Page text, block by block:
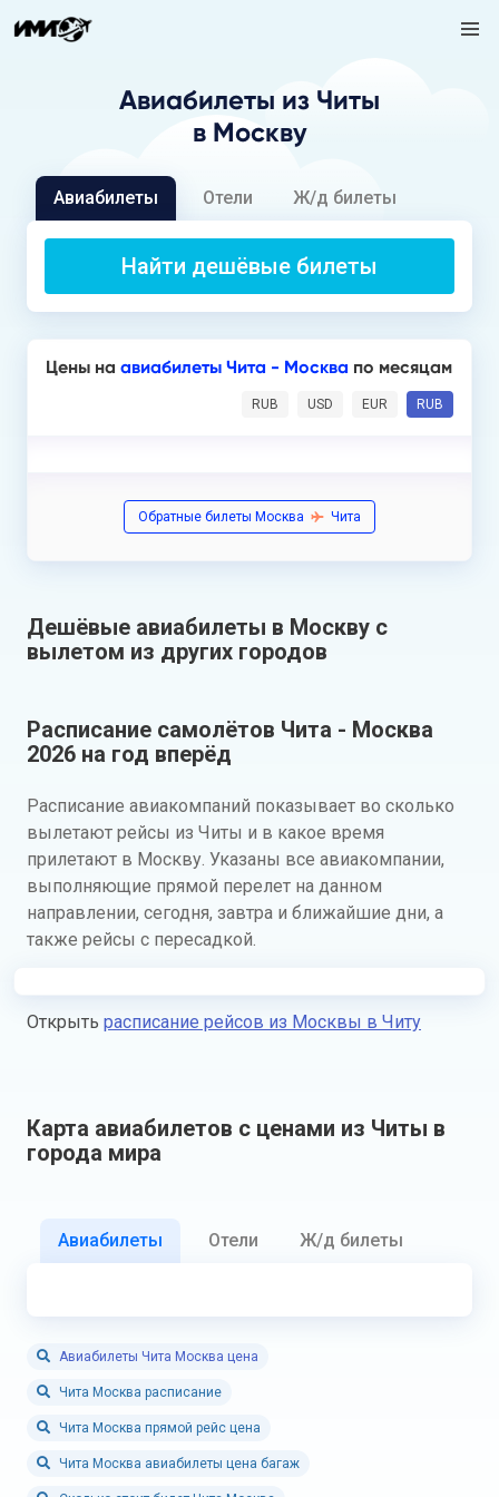
Авиабилеты из Читы
в Москву
Авиабилеты Отели Ж/д билеты
Найти дешёвые билеты
Цены на авиабилеты Чита - Москва по месяцам
RUB USD EUR RUB
Обратные билеты Москва Чита
Дешёвые авиабилеты в Москву с
вылетом из других городов
Расписание самолётов Чита - Москва
2026 на год вперёд
Расписание авиакомпаний показывает во сколько
вылетают рейсы из Читы и в какое время
прилетают в Москву. Указаны все авиакомпании,
выполняющие прямой перелет на данном
направлении, сегодня, завтра и ближайшие дни, а
также рейсы с пересадкой.
Открыть расписание рейсов из Москвы в Читу
Карта авиабилетов с ценами из Читы в
города мира
Авиабилеты Отели Ж/д билеты
Авиабилеты Чита Москва цена
Чита Москва расписание
Чита Москва прямой рейс цена
Чита Москва авиабилеты цена багаж